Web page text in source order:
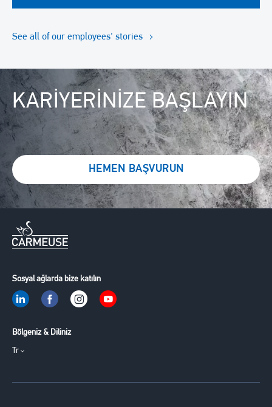
See all of our employees' stories
KARİYERİNİZE BAŞLAYIN
HEMEN BAŞVURUN
Resim
Sosyal ağlarda bize katılın
Bölgeniz & Diliniz
Tr